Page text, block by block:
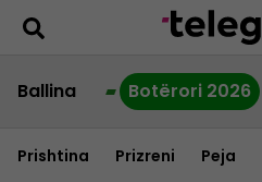
Ballina Botërori 2026
Prishtina Prizreni Peja